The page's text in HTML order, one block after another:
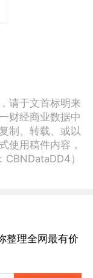
请于文首标明来
财经商业数据中
制、转载、或以
使用稿件内容，
）
整理全网最有价